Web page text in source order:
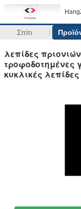
Σπίτι
λεπίδες
τροφοδοτημένες
κυκλικές